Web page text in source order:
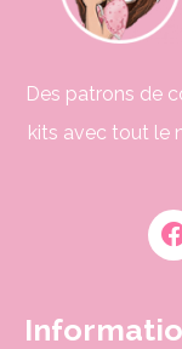
Des patrons de
kits avec tout le